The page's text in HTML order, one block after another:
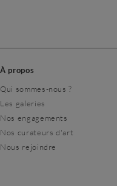
À propos
Qui sommes-nous ?
Les galeries
Nos engagements
Nos curateurs d'art
Nous rejoindre